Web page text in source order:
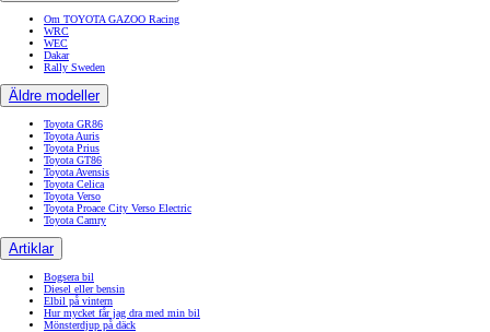
Om TOYOTA GAZOO Racing
WRC
WEC
Dakar
Rally Sweden
Äldre modeller
Toyota GR86
Toyota Auris
Toyota Prius
Toyota GT86
Toyota Avensis
Toyota Celica
Toyota Verso
Toyota Proace City Verso Electric
Toyota Camry
Artiklar
Bogsera bil
Diesel eller bensin
Elbil på vintern
Hur mycket får jag dra med min bil
Mönsterdjup på däck